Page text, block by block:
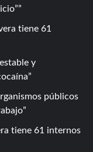
tiene 61
y
públicos
tiene 61 internos